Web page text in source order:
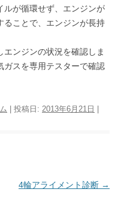
ルが循環せず、エンジンが
ることで、エンジンが長持
ンジンの状況を確認しま
ガスを専用テスターで確認
| 投稿日: 2013年6月21日
4輪アライメント診断 →